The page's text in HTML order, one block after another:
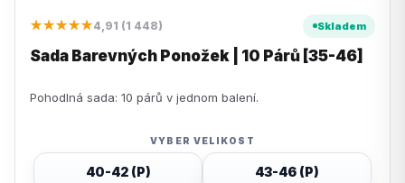
★★★★★4,91 (1 448) Skladem
Sada Barevných Ponožek | 10 Párů [35-46]
Pohodlná sada: 10 párů v jednom balení.
VYBER VELIKOST
40-42 (P) 43-46 (P)